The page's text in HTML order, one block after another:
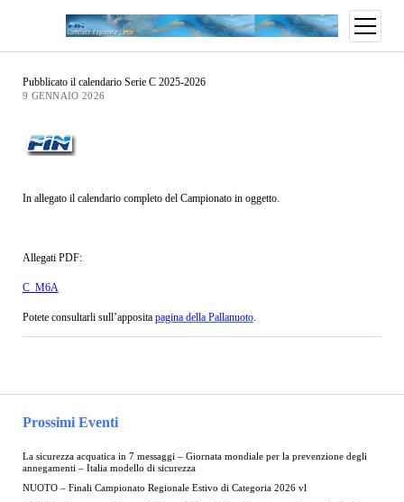
Prossimi Eventi
La sicurezza acquatica in 7 messaggi – Giornata mondiale per la prevenzione degli
annegamenti – Italia modello di sicurezza
NUOTO – Finali Campionato Regionale Estivo di Categoria 2026 vl
Pubblicato il calendario Serie C 2025-2026
9 GENNAIO 2026
In allegato il calendario completo del Campionato in oggetto.
Allegati PDF:
C_M6A
Potete consultarli sull’apposita pagina della Pallanuoto.